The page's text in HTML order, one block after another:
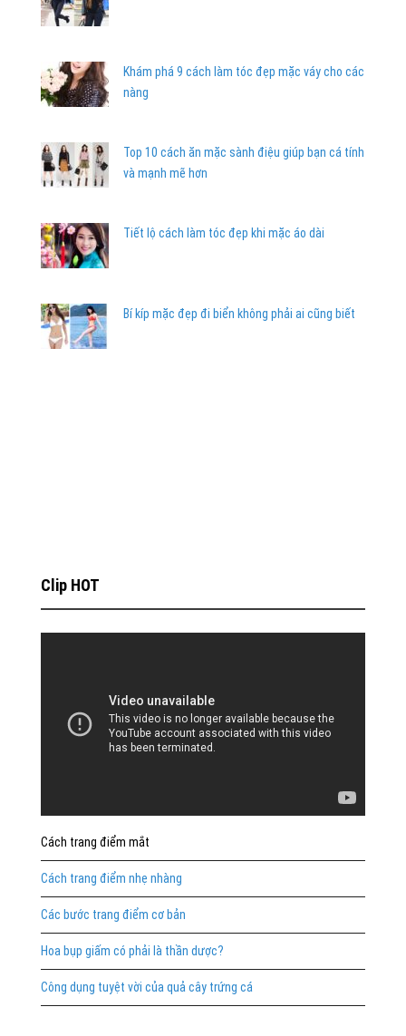
Khám phá 9 cách làm tóc đẹp mặc váy cho các
nàng
Top 10 cách ăn mặc sành điệu giúp bạn cá tính
và mạnh mẽ hơn
Tiết lộ cách làm tóc đẹp khi mặc áo dài
Bí kíp mặc đẹp đi biển không phải ai cũng biết
Clip HOT
Cách trang điểm mắt
Cách trang điểm nhẹ nhàng
Các bước trang điểm cơ bản
Hoa bụp giấm có phải là thần dược?
Công dụng tuyệt vời của quả cây trứng cá